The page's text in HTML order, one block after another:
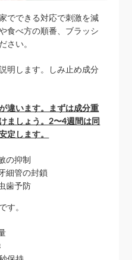
でできる対応で刺激を減
食べ方の順番、ブラッシ
さい。
明します。しみ止め成分
違います。まずは成分重
ましょう。2〜4週間は同
定します。
の抑制
細管の封鎖
歯予防
す。